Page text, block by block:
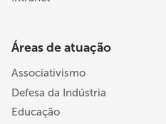
Áreas de atuação
Associativismo
Defesa da Indústria
Educação